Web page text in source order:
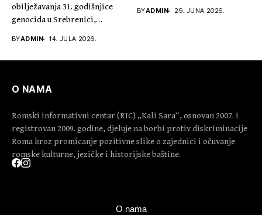
obilježavanja 31. godišnjice
genocida u Srebrenici,
BYADMIN 14. JULA 2026.
BYADMIN 29. JUNA 2026.
O NAMA
Romski informativni centar (RIC) „Kali Sara“, osnovan 2007. i
registrovan 2009. godine, djeluje na borbi protiv diskriminacije
Roma kroz promicanje pozitivne slike o zajednici i očuvanje
romske kulturne, jezičke i historijske baštine.
O nama